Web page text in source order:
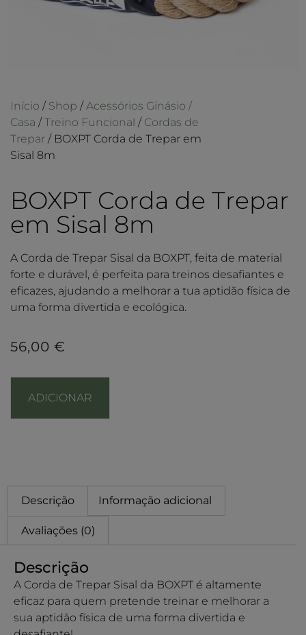
Início / Shop / Acessórios Ginásio /
Casa / Treino Funcional / Cordas de
Trepar / BOXPT Corda de Trepar em
Sisal 8m
BOXPT Corda de Trepar
em Sisal 8m
A Corda de Trepar Sisal da BOXPT, feita de material
forte e durável, é perfeita para treinos desafiantes e
eficazes, ajudando a melhorar a tua aptidão física de
uma forma divertida e ecológica.
56,00 €
ADICIONAR
Descrição Informação adicional
Avaliações (0)
Descrição
A Corda de Trepar Sisal da BOXPT é altamente
eficaz para quem pretende treinar e melhorar a
sua aptidão física de uma forma divertida e